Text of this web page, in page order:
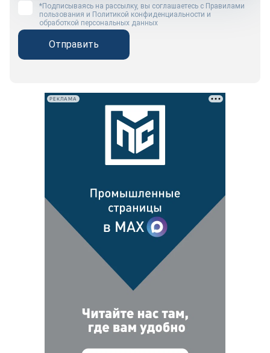
*Подписываясь на рассылку, вы соглашаетесь с Правилами
пользования и Политикой конфиденциальности и
обработкой персональных данных
Отправить
РЕКЛАМА